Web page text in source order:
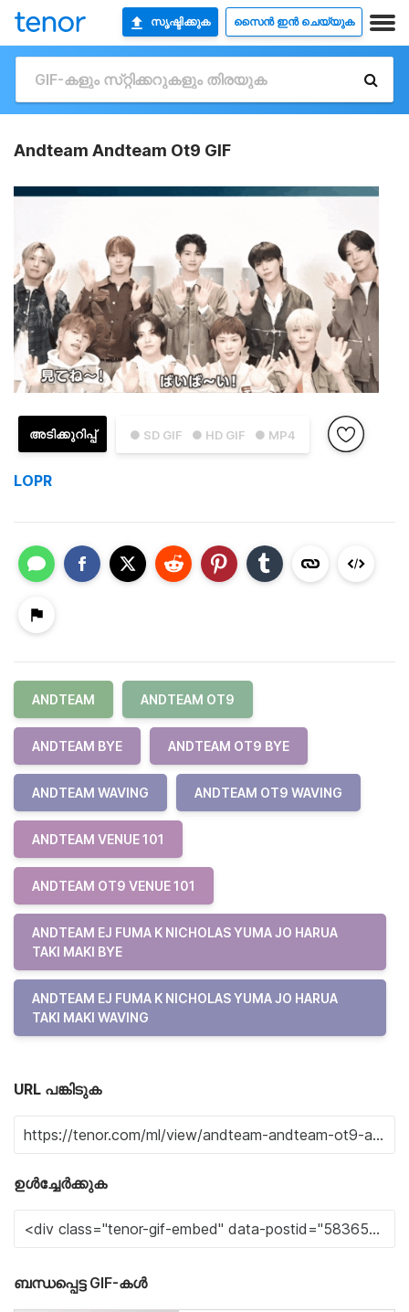
സൃഷ്ടിക്കുക സൈൻ ഇൻ ചെയ്യുക
Andteam Andteam Ot9 GIF
● SD GIF ● HD GIF ● MP4
അടിക്കുറിപ്പ്
LOPR
ANDTEAM ANDTEAM OT9
ANDTEAM BYE ANDTEAM OT9 BYE
ANDTEAM WAVING ANDTEAM OT9 WAVING
ANDTEAM VENUE 101
ANDTEAM OT9 VENUE 101
ANDTEAM EJ FUMA K NICHOLAS YUMA JO HARUA
TAKI MAKI BYE
ANDTEAM EJ FUMA K NICHOLAS YUMA JO HARUA
TAKI MAKI WAVING
URL പങ്കിടുക
ഉൾച്ചേർക്കുക
ബന്ധപ്പെട്ട GIF-കൾ